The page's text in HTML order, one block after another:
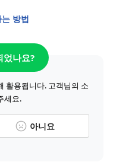
방법
었나요?
활용됩니다. 고객님의 소
세요.
아니요